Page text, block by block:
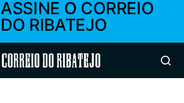
ASSINE O CORREIO
DO RIBATEJO
Correio do Ribatejo